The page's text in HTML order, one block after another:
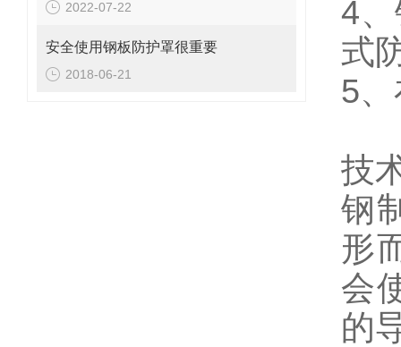
2022-07-22
安全使用钢板防护罩很重要
2018-06-21
4
式
5
技
钢
形
会
的